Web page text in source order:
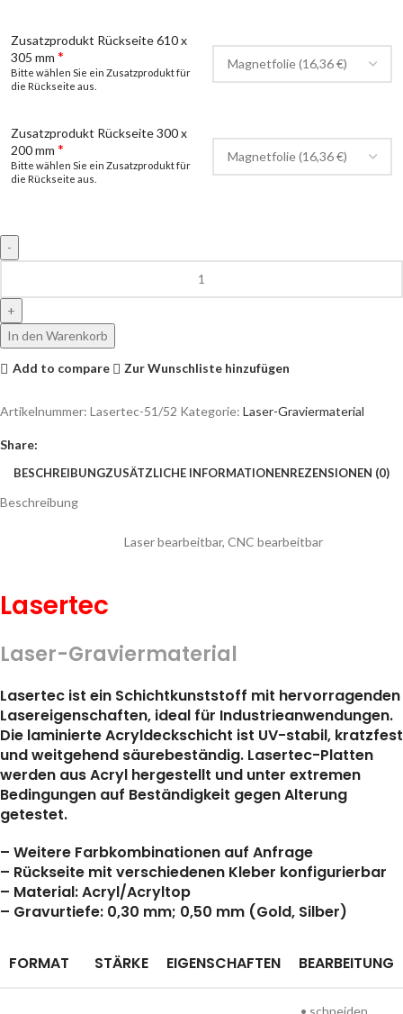
Zusatzprodukt Rückseite 610 x
305 mm *
Bitte wählen Sie ein Zusatzprodukt für
die Rückseite aus.
Zusatzprodukt Rückseite 300 x
200 mm *
Bitte wählen Sie ein Zusatzprodukt für
die Rückseite aus.
In den Warenkorb
Add to compare Zur Wunschliste hinzufügen
Artikelnummer: Lasertec-51/52 Kategorie: Laser-Graviermaterial
Share:
BESCHREIBUNGZUSÄTZLICHE INFORMATIONENREZENSIONEN (0)
Beschreibung
Laser bearbeitbar, CNC bearbeitbar
Lasertec
Laser-Graviermaterial
Lasertec ist ein Schichtkunststoff mit hervorragenden
Lasereigenschaften, ideal für Industrieanwendungen.
Die laminierte Acryldeckschicht ist UV-stabil, kratzfest
und weitgehend säurebeständig. Lasertec-Platten
werden aus Acryl hergestellt und unter extremen
Bedingungen auf Beständigkeit gegen Alterung
getestet.
– Weitere Farbkombinationen auf Anfrage
– Rückseite mit verschiedenen Kleber konfigurierbar
– Material: Acryl/Acryltop
– Gravurtiefe: 0,30 mm; 0,50 mm (Gold, Silber)
FORMAT STÄRKE EIGENSCHAFTEN BEARBEITUNG
• schneiden